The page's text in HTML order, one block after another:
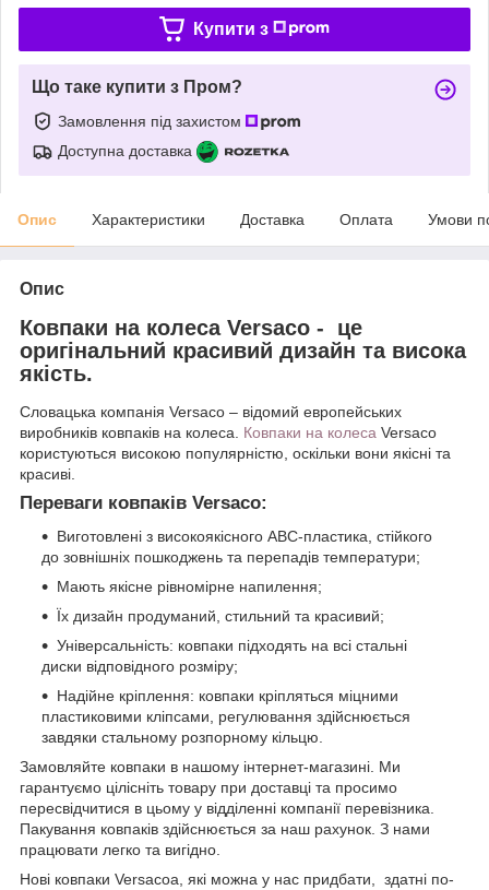
Купити з
Що таке купити з Пром?
Замовлення під захистом
Доступна доставка
Опис Характеристики Доставка Оплата Умови
Опис
Ковпаки на колеса Versaco - це
оригінальний красивий дизайн та висока
якість.
Словацька компанія Versaco – відомий европейських
виробників ковпаків на колеса. Ковпаки на колеса Versaco
користуються високою популярністю, оскільки вони якісні та
красиві.
Переваги ковпаків Versaco:
Виготовлені з високоякісного АВС-пластика, стійкого
до зовнішніх пошкоджень та перепадів температури;
Мають якісне рівномірне напилення;
Їх дизайн продуманий, стильний та красивий;
Універсальність: ковпаки підходять на всі стальні
диски відповідного розміру;
Надійне кріплення: ковпаки кріпляться міцними
пластиковими кліпсами, регулювання здійснюється
завдяки стальному розпорному кільцю.
Замовляйте ковпаки в нашому інтернет-магазині. Ми
гарантуємо цілісніть товару при доставці та просимо
пересвідчитися в цьому у відділенні компанії перевізника.
Пакування ковпаків здійснюється за наш рахунок. З нами
працювати легко та вигідно.
Нові ковпаки Versacoа, які можна у нас придбати, здатні по-